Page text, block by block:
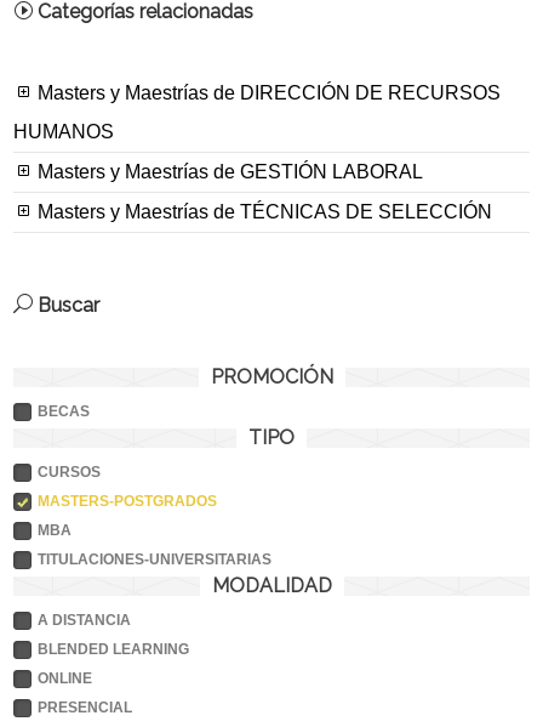
Categorías relacionadas
Masters y Maestrías de DIRECCIÓN DE RECURSOS
HUMANOS
Masters y Maestrías de GESTIÓN LABORAL
Masters y Maestrías de TÉCNICAS DE SELECCIÓN
Buscar
PROMOCIÓN
BECAS
TIPO
CURSOS
MASTERS-POSTGRADOS
MBA
TITULACIONES-UNIVERSITARIAS
MODALIDAD
A DISTANCIA
BLENDED LEARNING
ONLINE
PRESENCIAL